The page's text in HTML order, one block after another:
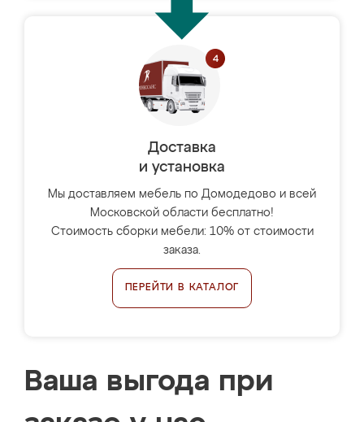
Доставка
и установка
Мы доставляем мебель по Домодедово и всей
Московской области бесплатно!
Стоимость сборки мебели: 10% от стоимости
заказа.
ПЕРЕЙТИ В КАТАЛОГ
Ваша выгода при